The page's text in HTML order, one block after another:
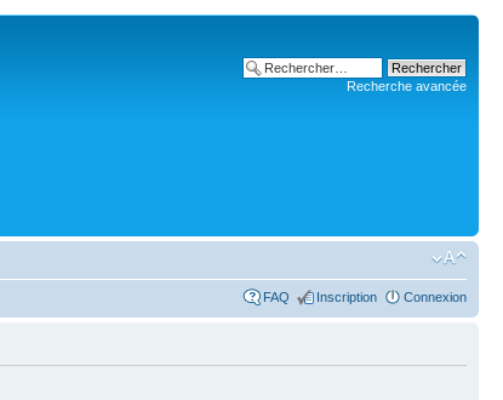
Recherche avancée
FAQ Inscription Connexion